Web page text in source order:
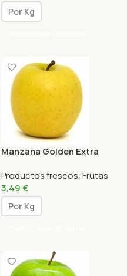
Por Kg
Manzana Golden Extra
Productos frescos, Frutas
3,49€
Por Kg